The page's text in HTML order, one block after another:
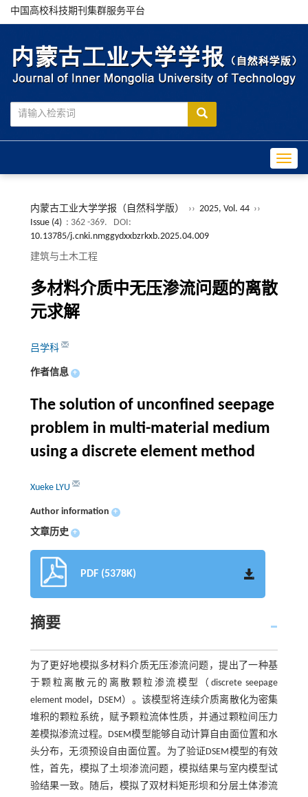
中国高校科技期刊集群服务平台
内蒙古工业大学学报（自然科学版） ›› 2025, Vol. 44 ››
Issue (4) : 362 -369.
DOI:
10.13785/j.cnki.nmggydxxbzrkxb.2025.04.009
建筑与土木工程
多材料介质中无压渗流问题的离散
元求解
吕学科
作者信息 +
The solution of unconfined seepage
problem in multi-material medium
using a discrete element method
Xueke LYU
Author information +
文章历史 +
PDF (5378K)
摘要
为了更好地模拟多材料介质无压渗流问题，提出了一种基
于颗粒离散元的离散颗粒渗流模型（discrete seepage
element model，DSEM）。该模型将连续介质离散化为密集
堆积的颗粒系统，赋予颗粒流体性质，并通过颗粒间压力
差模拟渗流过程。DSEM模型能够自动计算自由面位置和水
头分布，无须预设自由面位置。为了验证DSEM模型的有效
性，首先，模拟了土坝渗流问题，模拟结果与室内模型试
验结果一致。随后，模拟了双材料矩形坝和分层土体渗流